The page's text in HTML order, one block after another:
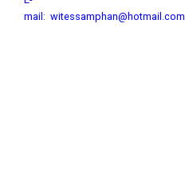
mail: witessamphan@hotmail.com